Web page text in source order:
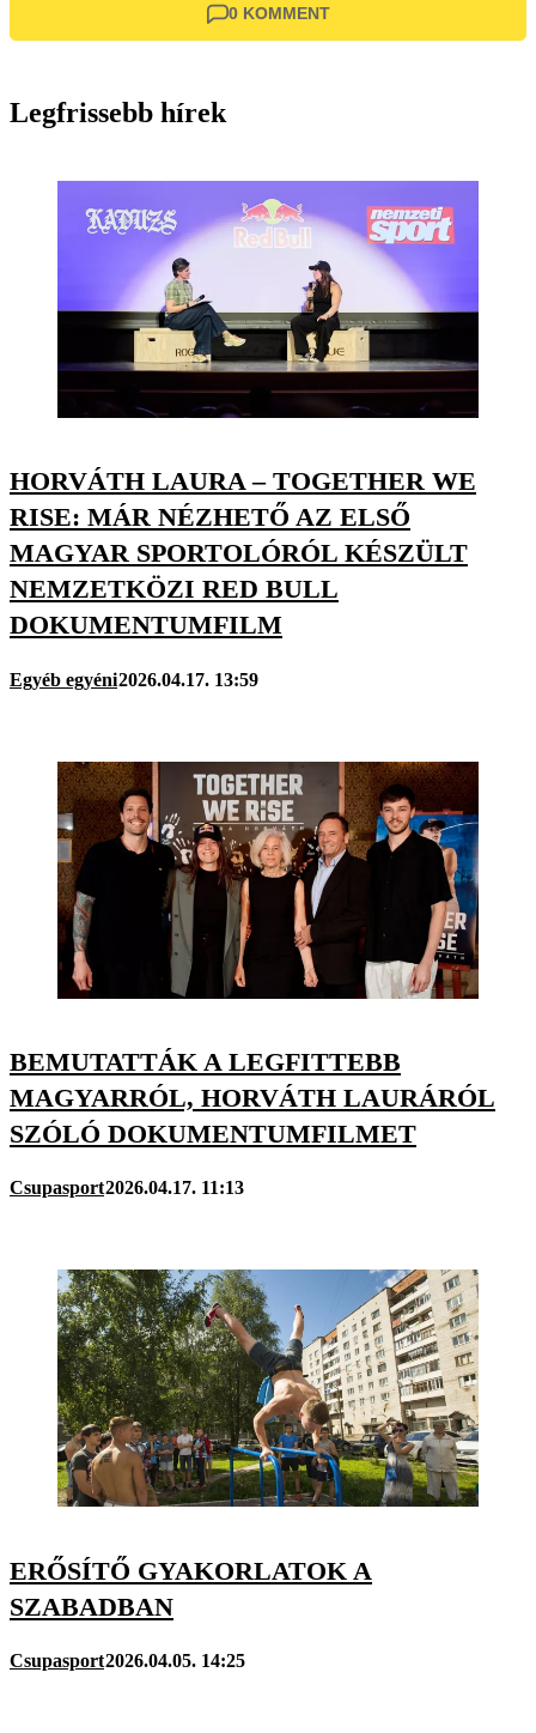
0 KOMMENT
Legfrissebb hírek
HORVÁTH LAURA – TOGETHER WE
RISE: MÁR NÉZHETŐ AZ ELSŐ
MAGYAR SPORTOLÓRÓL KÉSZÜLT
NEMZETKÖZI RED BULL
DOKUMENTUMFILM
Egyéb egyéni2026.04.17. 13:59
BEMUTATTÁK A LEGFITTEBB
MAGYARRÓL, HORVÁTH LAURÁRÓL
SZÓLÓ DOKUMENTUMFILMET
Csupasport2026.04.17. 11:13
ERŐSÍTŐ GYAKORLATOK A
SZABADBAN
Csupasport2026.04.05. 14:25